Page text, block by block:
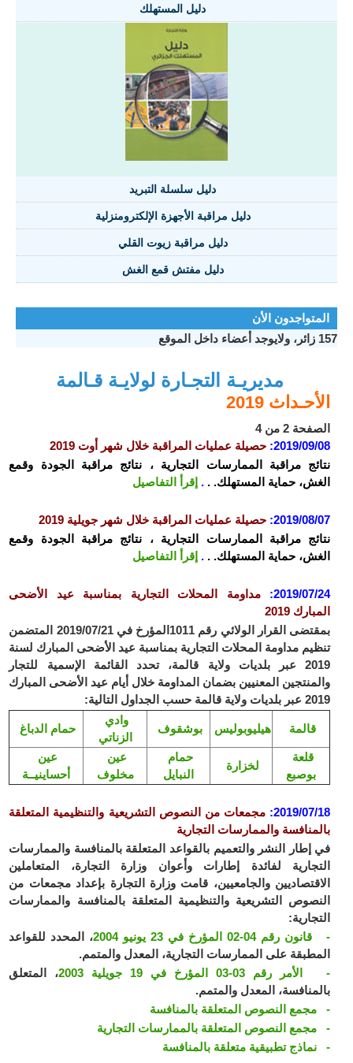
دليل المستهلك
دليل سلسلة التبريد
دليل مراقبة الأجهزة الإلكترومنزلية
دليل مراقبة زيوت القلي
دليل مفتش قمع الغش
المتواجدون الأن
157 زائر، ولايوجد أعضاء داخل الموقع
مديريـة التجـارة لولايـة قـالمة
الأحـداث 2019
الصفحة 2 من 4
2019/09/08
: حصيلة عمليات المراقبة خلال شهر أوت 2019
نتائج مراقبة الممارسات التجارية ، نتائج مراقبة الجودة وقمع
الغش، حماية المستهلك. . . إقرأ التفاصيل
2019/08/07
: حصيلة عمليات المراقبة خلال شهر جويلية 2019
نتائج مراقبة الممارسات التجارية ، نتائج مراقبة الجودة وقمع
الغش، حماية المستهلك. . . إقرأ التفاصيل
2019/07/24
:
مداومة المحلات التجارية بمناسبة عيد الأضحى
المبارك 2019
بمقتضى القرار الولائي رقم 1011المؤرخ في 2019/07/21 المتضمن
تنظيم مداومة المحلات التجارية بمناسبة عيد الأضحى المبارك لسنة
2019 عبر بلديات ولاية قالمة، تحدد القائمة الإسمية للتجار
والمنتجين المعنيين بضمان المداومة خلال أيام عيد الأضحى المبارك
2019 عبر بلديات ولاية قالمة حسب الجداول التالية:
حمام الدباغ
وادي
الزناتي
بوشقوف هيليوبوليس قالمة
عين
أحساينيــة
عين
مخلوف
حمام
النبايل
لخزارة
قلعة
بوصبع
2019/07/18
: مجمعات من النصوص التشريعية والتنظيمية المتعلقة
بالمنافسة والممارسات التجارية
في إطار النشر والتعميم بالقواعد المتعلقة بالمنافسة والممارسات
التجارية لفائدة إطارات وأعوان وزارة التجارة، المتعاملين
الاقتصاديين والجامعيين، قامت وزارة التجارة بإعداد مجمعات من
النصوص التشريعية والتنظيمية المتعلقة بالمنافسة والممارسات
التجارية:
- قانون رقم 04-02 المؤرخ في 23 يونيو 2004
، المحدد للقواعد
المطبقة على الممارسات التجارية، المعدل والمتمم.
- الأمر رقم 03-03 المؤرخ في 19 جويلية 2003
، المتعلق
بالمنافسة، المعدل والمتمم.
- مجمع النصوص المتعلقة بالمنافسة
- مجمع النصوص المتعلقة بالممارسات التجارية
- نماذج تطبيقية متعلقة بالمنافسة